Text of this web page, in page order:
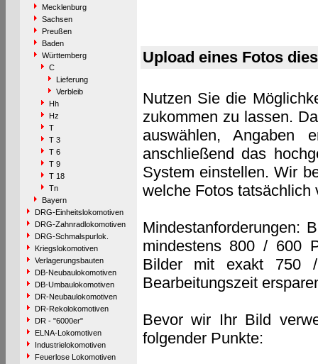
Mecklenburg
Sachsen
Preußen
Baden
Württemberg
C
Lieferung
Verbleib
Hh
Hz
T
T 3
T 6
T 9
T 18
Tn
Bayern
DRG-Einheitslokomotiven
DRG-Zahnradlokomotiven
DRG-Schmalspurlok.
Kriegslokomotiven
Verlagerungsbauten
DB-Neubaulokomotiven
DB-Umbaulokomotiven
DR-Neubaulokomotiven
DR-Rekolokomotiven
DR - "6000er"
ELNA-Lokomotiven
Industrielokomotiven
Feuerlose Lokomotiven
Upload eines Fotos
Nutzen Sie die
zukommen zu lassen.
auswählen, Angaben
anschließend das
System einstellen. Wir
welche Fotos tatsächlich
Mindestanforderungen:
mindestens 800 / 600
Bilder mit exakt 750
Bearbeitungszeit
Bevor wir Ihr Bild
folgender Punkte: